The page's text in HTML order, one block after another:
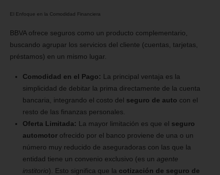
El Enfoque en la Comodidad Financiera
BBVA ofrece seguros como un producto complementario,
buscando agrupar los servicios del cliente (cuentas, tarjetas,
préstamos) en un mismo lugar.
Comodidad en el Pago: La principal ventaja es la
simplicidad de debitar la prima directamente de la cuenta
bancaria, integrando el costo del seguro de auto con el
resto de las finanzas personales.
Oferta Limitada: La mayor limitación es que el seguro
automotorofrecido por el banco proviene de una o un
número muy reducido de aseguradoras con las que la
entidad tiene un convenio exclusivo (es un agente
institorio). Esto significa que la cotización de seguro de